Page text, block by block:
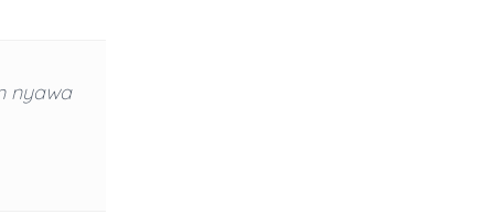
nyawa